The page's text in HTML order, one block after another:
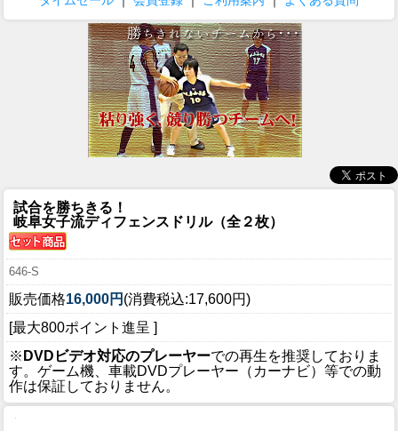
試合を勝ちきる！
岐阜女子流ディフェンスドリル（全２枚）
646-S
販売価格16,000円 (消費税込:17,600円)
[最大800ポイント進呈 ]
※ DVDビデオ対応のプレーヤーでの再生を推奨しておりま
す。ゲーム機、車載DVDプレーヤー（カーナビ）等での動
作は保証しておりません。